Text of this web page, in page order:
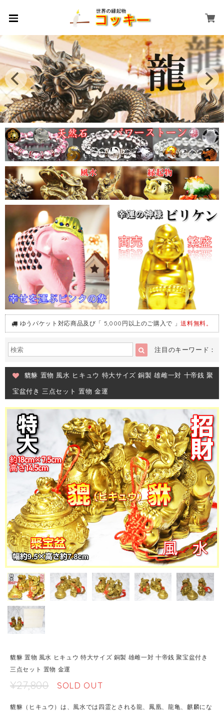
ゆうパケット対応商品及び「 5,000円以上のご購入で 」送料無料。
注目のキーワード：
貔貅 置物 風水 ヒキュウ 特大サイズ 銅製 雄雌一対 十帝銭 聚
宝盆付き 三点セット 置物 金運
貔貅 置物 風水 ヒキュウ 特大サイズ 銅製 雄雌一対 十帝銭 聚宝盆付き
三点セット 置物 金運
¥27,800 SOLD OUT
貔貅（ヒキュウ）は、風水では四霊とされる龍、鳳凰、龍亀、麒麟にな